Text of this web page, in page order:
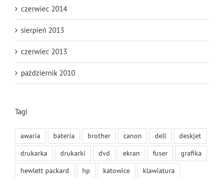
czerwiec 2014
sierpień 2013
czerwiec 2013
październik 2010
Tagi
awaria bateria brother canon dell
deskjet
drukarka
drukarki dvd ekran fuser
grafika
hewlett packard
hp katowice
klawiatura